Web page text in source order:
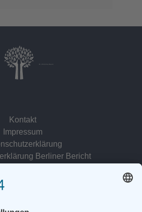
Dr. Christina Baum
Kontakt
Impressum
Berliner Bericht